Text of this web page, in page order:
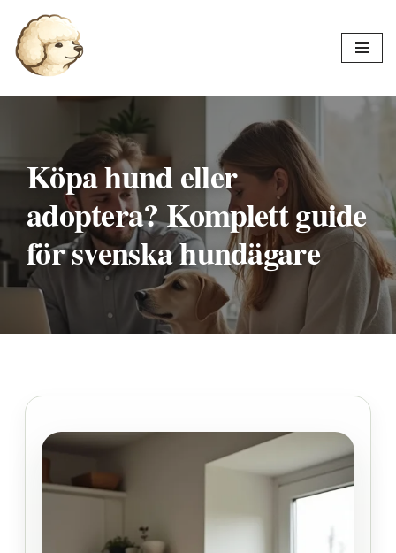
Hoppa
till
Köpa hund eller
adoptera? Komplett guide
för svenska hundägare